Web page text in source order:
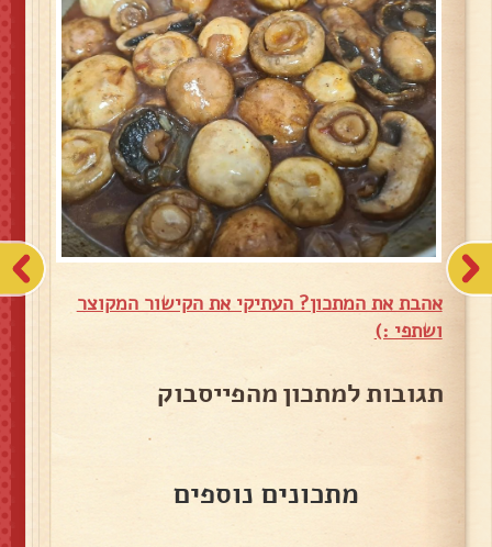
אהבת את המתכון? העתיקי את הקישור המקוצר
ושתפי :)
תגובות למתכון מהפייסבוק
מתכונים נוספים